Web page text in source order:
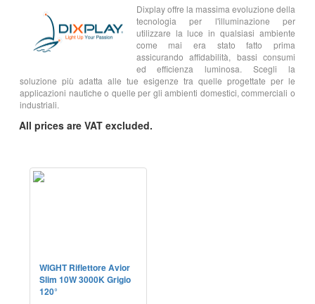
Dixplay offre la massima evoluzione della
tecnologia per l'illuminazione per
utilizzare la luce in qualsiasi ambiente
come mai era stato fatto prima
assicurando affidabilità, bassi consumi
ed efficienza luminosa. Scegli la
soluzione più adatta alle tue esigenze tra quelle progettate per le
applicazioni nautiche o quelle per gli ambienti domestici, commerciali o
industriali.
All prices are VAT excluded.
WIGHT Riflettore Avior
Slim 10W 3000K Grigio
120°